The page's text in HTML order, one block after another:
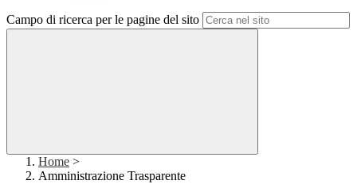
Campo di ricerca per le pagine del sito
Home >
Amministrazione Trasparente